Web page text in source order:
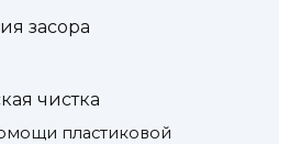
засора
чистка
пластиковой